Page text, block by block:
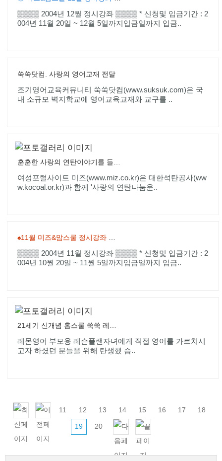
▒▒▒▒ 2004년 12월 정시강좌 ▒▒▒▒ * 신청및 입금기간 : 2
004년 11월 20일 ~ 12월 5일까지입금일까지 입금..
쑥쑥닷컴. 사랑의 영어교재 전달
조기영어교육커뮤니티 쑥쑥닷컴(www.suksuk.com)은 국
내 소규모 벽지학교에 영어교육교재와 교구를 ..
여성포털사이트 미즈(www.miz.co.kr)은 대한석탄공사(ww
w.kocoal.or.kr)과 함께 '사랑의 연탄나눔운..
♠11월 미즈&맘스쿨 정시강좌 신청안내
▒▒▒▒ 2004년 11월 정시강좌 ▒▒▒▒ * 신청및 입금기간 : 2
004년 10월 20일 ~ 11월 5일까지입금일까지 입금..
21세기 신개념 홈스쿨 쑥쑥 레몬스쿨 사이트를 오픈하였습니다.
레몬영어 부모용 레슨플랜자녀에게 직접 영어를 가르치시
고자 하셨던 분들을 위해 탄생했 습..
11 12 13 14 15 16 17 18
19 20